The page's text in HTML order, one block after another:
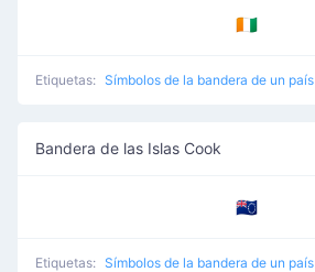
🇨🇮
Etiquetas: Símbolos de la bandera de un país
Bandera de las Islas Cook
🇨🇰
Etiquetas: Símbolos de la bandera de un país